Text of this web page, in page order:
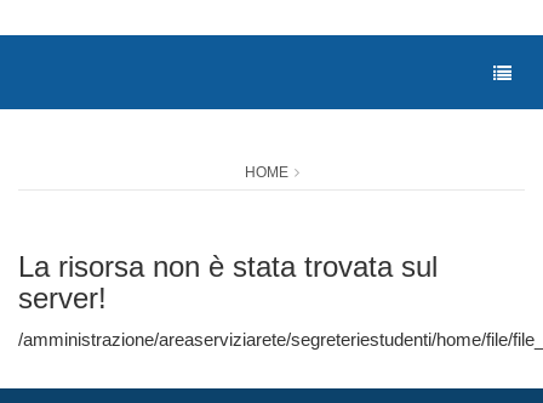
HOME
La risorsa non è stata trovata sul
server!
/amministrazione/areaserviziarete/segreteriestudenti/home/file/